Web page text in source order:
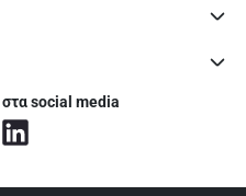
social media